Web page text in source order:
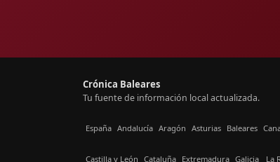
Crónica Baleares
Tu fuente de información local actualizada.
España Andalucía Aragón Asturias Baleares
Castilla y León Cataluña Extremadura Galicia La